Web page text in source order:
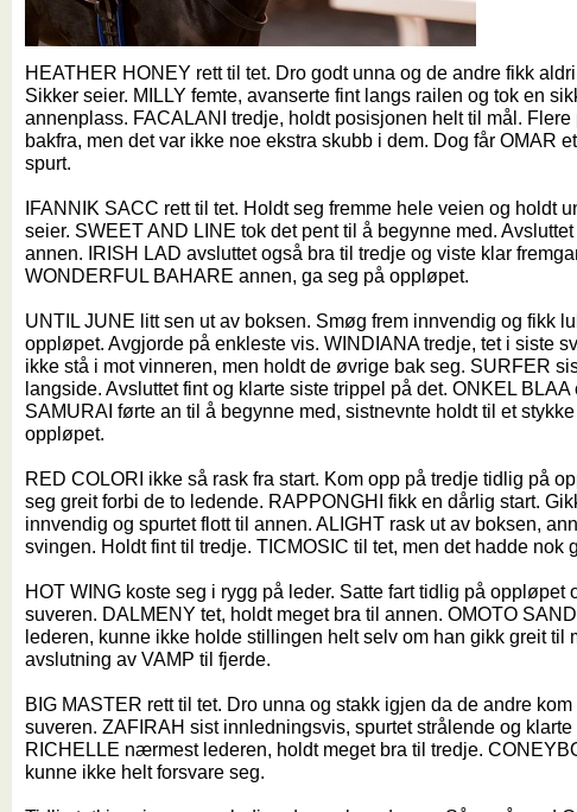
HEATHER HONEY rett til tet. Dro godt unna og de andre fikk
Sikker seier. MILLY femte, avanserte fint langs railen og tok en
annenplass. FACALANI tredje, holdt posisjonen helt til mål. Flere
bakfra, men det var ikke noe ekstra skubb i dem. Dog får OMAR
spurt.
IFANNIK SACC rett til tet. Holdt seg fremme hele veien og holdt
seier. SWEET AND LINE tok det pent til å begynne med.
annen. IRISH LAD avsluttet også bra til tredje og viste klar
WONDERFUL BAHARE annen, ga seg på oppløpet.
UNTIL JUNE litt sen ut av boksen. Smøg frem innvendig og fikk
oppløpet. Avgjorde på enkleste vis. WINDIANA tredje, tet i siste
ikke stå i mot vinneren, men holdt de øvrige bak seg. SURFER
langside. Avsluttet fint og klarte siste trippel på det. ONKEL BLAA
SAMURAI førte an til å begynne med, sistnevnte holdt til et
oppløpet.
RED COLORI ikke så rask fra start. Kom opp på tredje tidlig på
seg greit forbi de to ledende. RAPPONGHI fikk en dårlig start.
innvendig og spurtet flott til annen. ALIGHT rask ut av boksen,
svingen. Holdt fint til tredje. TICMOSIC til tet, men det hadde nok
HOT WING koste seg i rygg på leder. Satte fart tidlig på oppløpet
suveren. DALMENY tet, holdt meget bra til annen. OMOTO
lederen, kunne ikke holde stillingen helt selv om han gikk greit til
avslutning av VAMP til fjerde.
BIG MASTER rett til tet. Dro unna og stakk igjen da de andre
suveren. ZAFIRAH sist innledningsvis, spurtet strålende og klarte
RICHELLE nærmest lederen, holdt meget bra til tredje.
kunne ikke helt forsvare seg.